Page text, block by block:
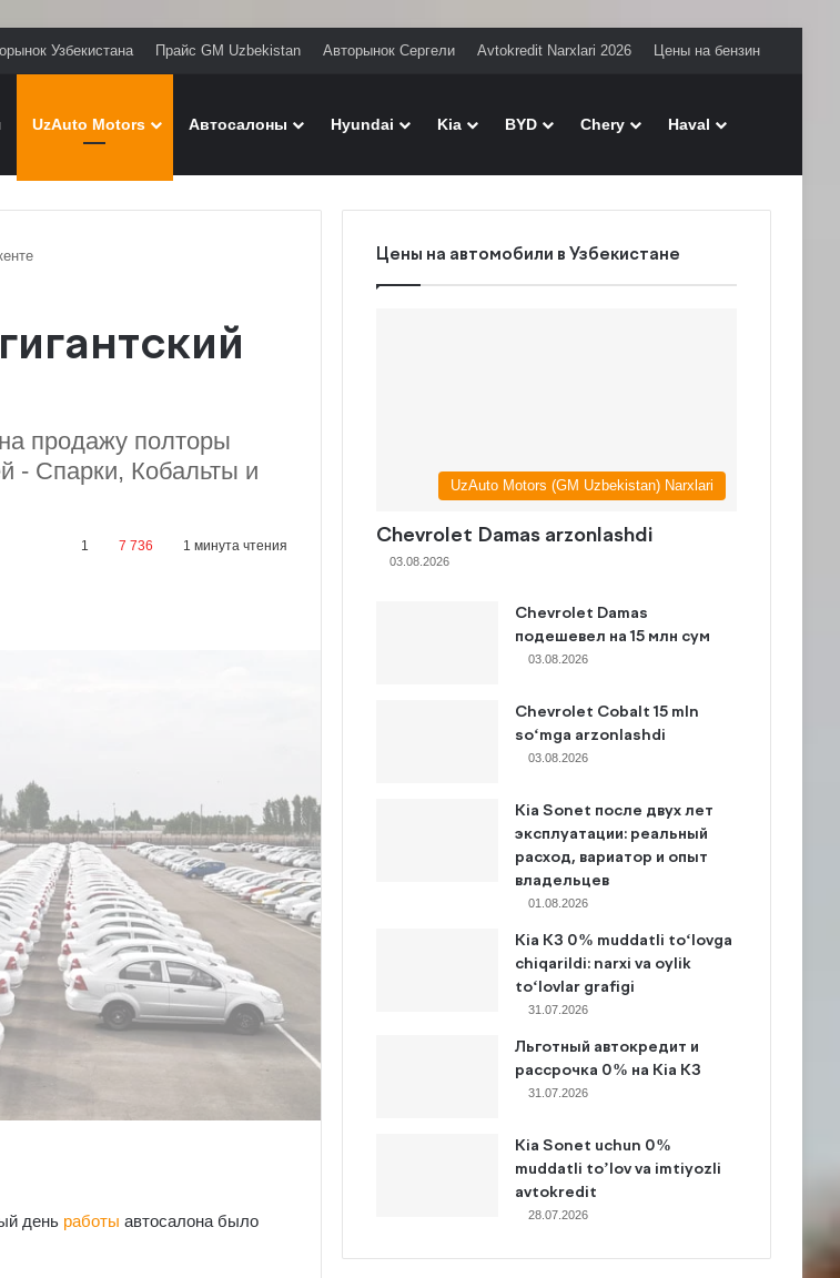
Узбекистана Прайс GM Uzbekistan Авторынок Сергели Avtokredit Narxlari 2026 Цены на бензин
UzAuto Motors Автосалоны Hyundai Kia BYD Chery Haval
продажу полторы
- Спарки, Кобальты и
1 7 736 1 минута чтения
день работы автосалона было
Цены на автомобили в Узбекистане
UzAuto Motors (GM Uzbekistan) Narxlari
Chevrolet Damas arzonlashdi
03.08.2026
Chevrolet Damas
подешевел на 15 млн сум
03.08.2026
Chevrolet Cobalt 15 mln
so‘mga arzonlashdi
03.08.2026
Kia Sonet после двух лет
эксплуатации: реальный
расход, вариатор и опыт
владельцев
01.08.2026
Kia K3 0% muddatli to‘lovga
chiqarildi: narxi va oylik
to‘lovlar grafigi
31.07.2026
Льготный автокредит и
рассрочка 0% на Kia K3
31.07.2026
Kia Sonet uchun 0%
muddatli to’lov va imtiyozli
avtokredit
28.07.2026